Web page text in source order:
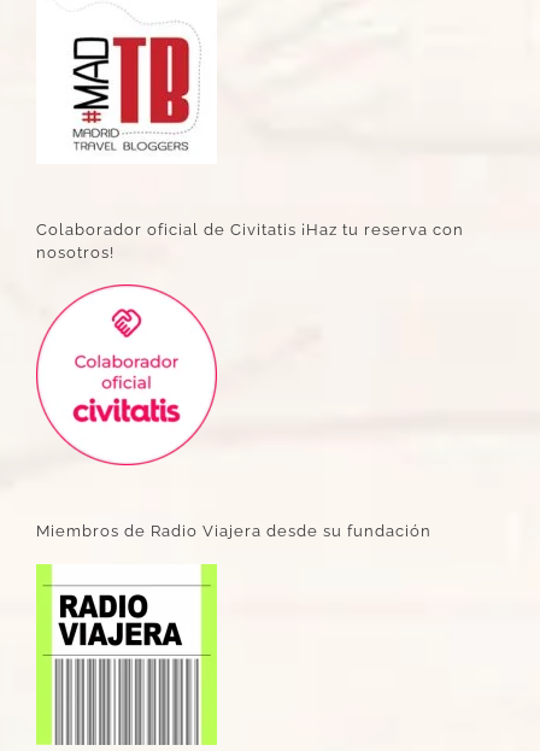
Colaborador oficial de Civitatis ¡Haz tu reserva con
nosotros!
Miembros de Radio Viajera desde su fundación